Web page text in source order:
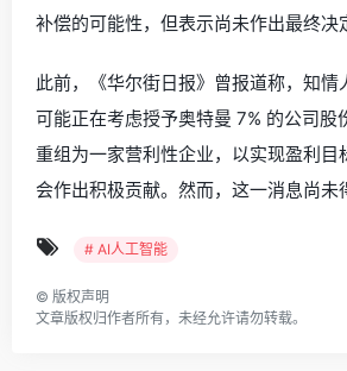
补偿的可能性，但表示尚未作出最终决
此前，《华尔街日报》曾报道称，知情
可能正在考虑授予奥特曼 7% 的公司股
重组为一家营利性企业，以实现盈利目
会作出积极贡献。然而，这一消息尚未
# AI人工智能
© 版权声明
文章版权归作者所有，未经允许请勿转载。